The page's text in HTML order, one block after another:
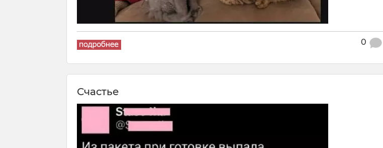
0
Счастье